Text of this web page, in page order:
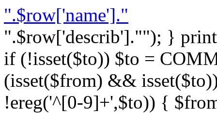
".$row['name']."
".$row['describ'].""); }
if (!isset($to)) $to =
(isset($from) &&
!ereg('^[0-9]+',$to)) {